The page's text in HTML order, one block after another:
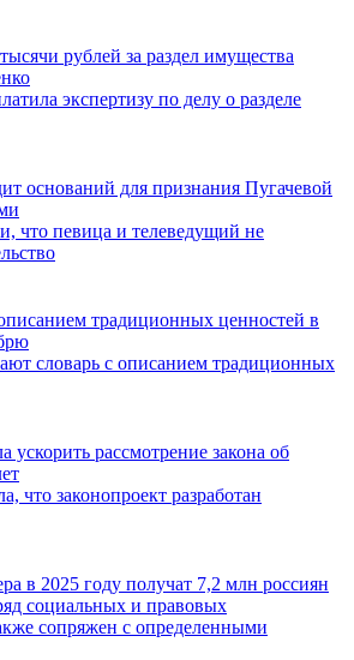
рублей за раздел имущества
экспертизу по делу о разделе
оснований для признания Пугачевой
что певица и телеведущий не
традиционных ценностей в
словарь с описанием традиционных
ускорить рассмотрение закона об
что законопроект разработан
в 2025 году получат 7,2 млн россиян
социальных и правовых
сопряжен с определенными